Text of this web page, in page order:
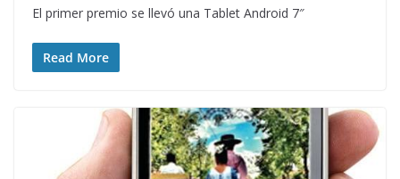
El primer premio se llevó una Tablet Android 7″
Read More